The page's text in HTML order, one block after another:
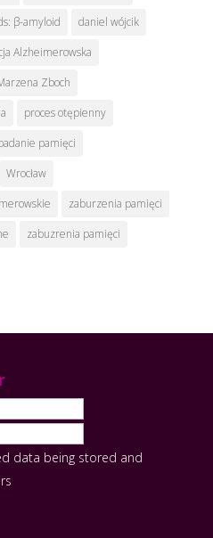
β-amyloid
daniel wójcik
Alzheimerowska
Zboch
proces otępienny
pamięci
Wrocław
zaburzenia pamięci
zabuzrenia pamięci
data being stored and